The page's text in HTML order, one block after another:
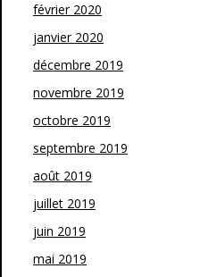
février 2020
janvier 2020
décembre 2019
novembre 2019
octobre 2019
septembre 2019
août 2019
juillet 2019
juin 2019
mai 2019